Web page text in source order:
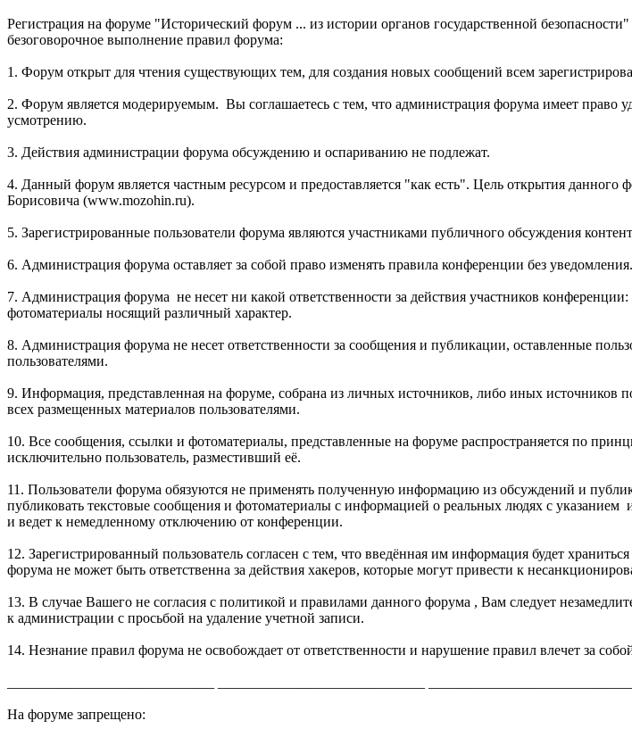
Регистрация на форуме "Исторический форум ... из истории органов государственной
безоговорочное выполнение правил форума:
1. Форум открыт для чтения существующих тем, для создания новых сообщений всем
2. Форум является модерируемым. Вы соглашаетесь с тем, что администрация форума имеет право
усмотрению.
3. Действия администрации форума обсуждению и оспариванию не подлежат.
4. Данный форум является частным ресурсом и предоставляется "как есть". Цель открытия
Борисовича (www.mozohin.ru).
5. Зарегистрированные пользователи форума являются участниками публичного обсуждения
6. Администрация форума оставляет за собой право изменять правила конференции без уведомления.
7. Администрация форума не несет ни какой ответственности за действия участников
фотоматериалы носящий различный характер.
8. Администрация форума не несет ответственности за сообщения и публикации, оставленные
пользователями.
9. Информация, представленная на форуме, собрана из личных источников, либо иных источников
всех размещенных материалов пользователями.
10. Все сообщения, ссылки и фотоматериалы, представленные на форуме распространяется по
исключительно пользователь, разместивший её.
11. Пользователи форума обязуются не применять полученную информацию из обсуждений и
публиковать текстовые сообщения и фотоматериалы с информацией о реальных людях с
и ведет к немедленному отключению от конференции.
12. Зарегистрированный пользователь согласен с тем, что введённая им информация будет
форума не может быть ответственна за действия хакеров, которые могут привести к
13. В случае Вашего не согласия с политикой и правилами данного форума , Вам следует
к администрации с просьбой на удаление учетной записи.
14. Незнание правил форума не освобождает от ответственности и нарушение правил влечет за
На форуме запрещено: